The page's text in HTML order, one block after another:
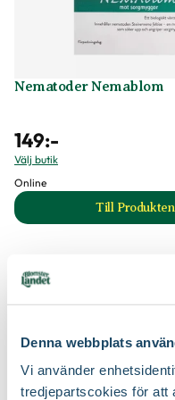
Denna webbplats
Vi använder
tredjepartscokies för att
313494
Nematoder Nemablom
149:-
Välj butik
Online
Till Produkten
till
Krukor till dina nya